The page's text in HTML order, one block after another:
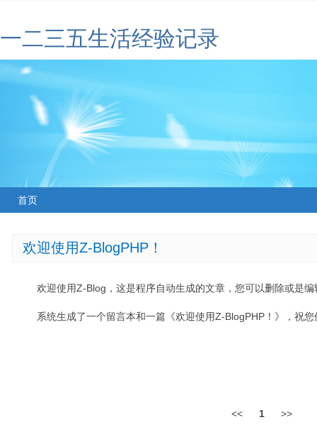
一二三五生活经验记录
首页
欢迎使用Z-BlogPHP！
欢迎使用Z-Blog，这是程序自动生成的文章，您可以删除或是编
系统生成了一个留言本和一篇《欢迎使用Z-BlogPHP！》，祝
<< 1 >>